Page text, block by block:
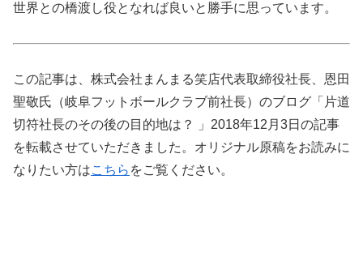
世界との橋渡し役となれば良いと勝手に思っています。
この記事は、株式会社まんまる笑店代表取締役社長、恩田
聖敬氏（岐阜フットボールクラブ前社長）のブログ「片道
切符社長のその後の目的地は？ 」2018年12月3日の記事
を転載させていただきました。オリジナル原稿をお読みに
なりたい方はこちら をご覧ください。